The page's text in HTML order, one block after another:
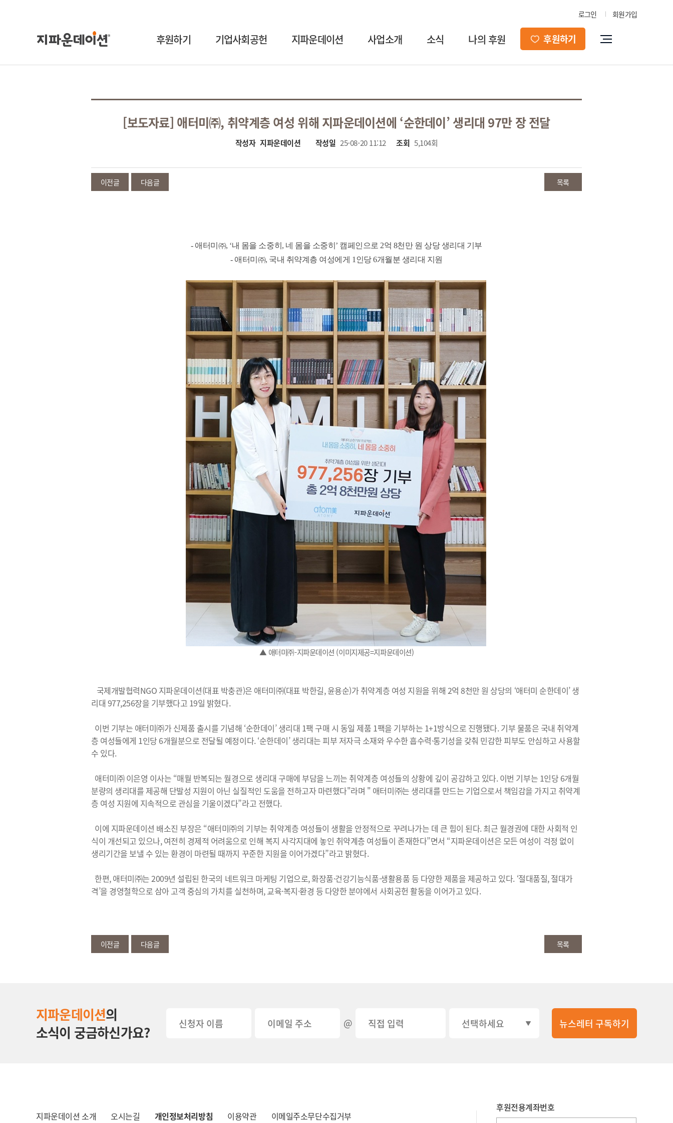
로그인 회원가입
후원하기 기업사회공헌 지파운데이션 사업소개 소식 나의 후원 후원하기
[보도자료] 애터미㈜, 취약계층 여성 위해 지파운데이션에 ‘순한데이’ 생리대 97만 장 전달
작성자 지파운데이션 작성일 25-08-20 11:12 조회 5,104회
이전글 다음글 목록
- 애터미㈜, ‘내 몸을 소중히, 네 몸을 소중히’ 캠페인으로 2억 8천만 원 상당 생리대 기부
- 애터미㈜, 국내 취약계층 여성에게 1인당 6개월분 생리대 지원
▲ 애터미㈜-지파운데이션 (이미지제공=지파운데이션)
국제개발협력NGO 지파운데이션(대표 박충관)은 애터미㈜(대표 박한길, 윤용순)가 취약계층 여성 지원을 위해 2억 8천만 원 상당의 ‘애터미 순한데이’ 생
리대 977,256장을 기부했다고 19일 밝혔다.
이번 기부는 애터미㈜가 신제품 출시를 기념해 ‘순한데이’ 생리대 1팩 구매 시 동일 제품 1팩을 기부하는 1+1방식으로 진행됐다. 기부 물품은 국내 취약계
층 여성들에게 1인당 6개월분으로 전달될 예정이다. ‘순한데이’ 생리대는 피부 저자극 소재와 우수한 흡수력·통기성을 갖춰 민감한 피부도 안심하고 사용할
수 있다.
애터미㈜ 이은영 이사는 “매월 반복되는 월경으로 생리대 구매에 부담을 느끼는 취약계층 여성들의 상황에 깊이 공감하고 있다. 이번 기부는 1인당 6개월
분량의 생리대를 제공해 단발성 지원이 아닌 실질적인 도움을 전하고자 마련했다"라며 " 애터미㈜는 생리대를 만드는 기업으로서 책임감을 가지고 취약계
층 여성 지원에 지속적으로 관심을 기울이겠다”라고 전했다.
이에 지파운데이션 배소진 부장은 “애터미㈜의 기부는 취약계층 여성들이 생활을 안정적으로 꾸려나가는 데 큰 힘이 된다. 최근 월경권에 대한 사회적 인
식이 개선되고 있으나, 여전히 경제적 어려움으로 인해 복지 사각지대에 놓인 취약계층 여성들이 존재한다”면서 “지파운데이션은 모든 여성이 걱정 없이
생리기간을 보낼 수 있는 환경이 마련될 때까지 꾸준한 지원을 이어가겠다”라고 밝혔다.
한편, 애터미㈜는 2009년 설립된 한국의 네트워크 마케팅 기업으로, 화장품·건강기능식품·생활용품 등 다양한 제품을 제공하고 있다. ‘절대품질, 절대가
격’을 경영철학으로 삼아 고객 중심의 가치를 실천하며, 교육·복지·환경 등 다양한 분야에서 사회공헌 활동을 이어가고 있다.
이전글 다음글 목록
지파운데이션의
소식이 궁금하신가요?
@
지파운데이션 소개 오시는길 개인정보처리방침 이용약관 이메일주소무단수집거부
후원전용계좌번호